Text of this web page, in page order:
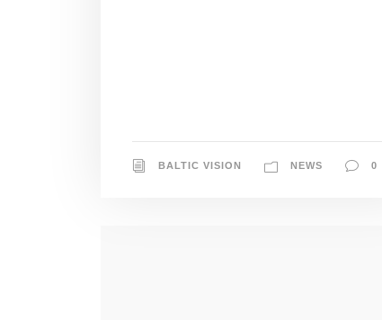
BALTIC VISION NEWS 0